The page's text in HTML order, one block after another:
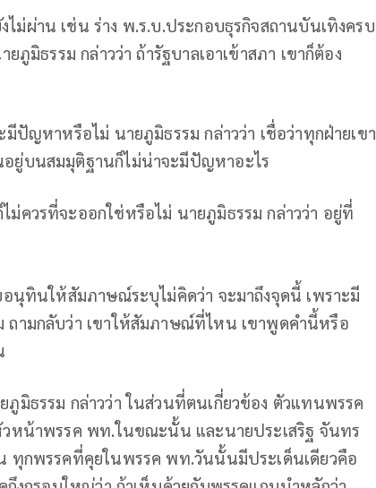
ม่ผ่าน เช่น ร่าง พ.ร.บ.ประกอบธุรกิจสถานบันเทิงครบ
ภูมิธรรม กล่าวว่า ถ้ารัฐบาลเอาเข้าสภา เขาก็ต้อง
ปัญหาหรือไม่ นายภูมิธรรม กล่าวว่า เชื่อว่าทุกฝ่ายเขา
ยู่บนสมมุติฐานก็ไม่น่าจะมีปัญหาอะไร
ควรที่จะออกใช่หรือไม่ นายภูมิธรรม กล่าวว่า อยู่ที่
อนุทินให้สัมภาษณ์ระบุไม่คิดว่า จะมาถึงจุดนี้ เพราะมี
ถามกลับว่า เขาให้สัมภาษณ์ที่ไหน เขาพูดคำนี้หรือ
ภูมิธรรม กล่าวว่า ในส่วนที่ตนเกี่ยวข้อง ตัวแทนพรรค
น้าพรรค พท.ในขณะนั้น และนายประเสริฐ จันทร
ทุกพรรคที่คุยในพรรค พท.วันนั้นมีประเด็นเดียวคือ